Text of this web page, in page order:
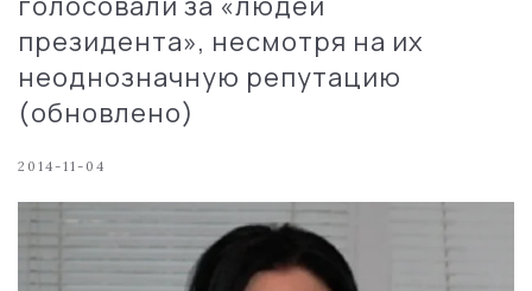
президента», несмотря на их
неоднозначную репутацию
(обновлено)
2014-11-04